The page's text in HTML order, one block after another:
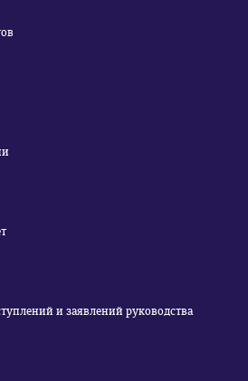
и заявлений руководства